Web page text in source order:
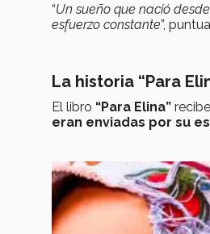
“Un sueño que nació
esfuerzo constante”,
La historia “Para
El libro “Para Elina”
eran enviadas por su